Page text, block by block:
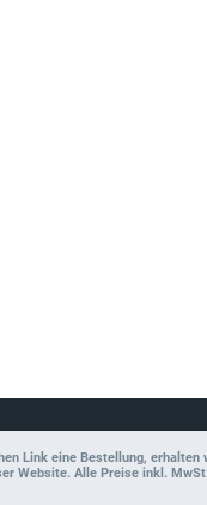
Link eine Bestellung, erhalten
Website. Alle Preise inkl.